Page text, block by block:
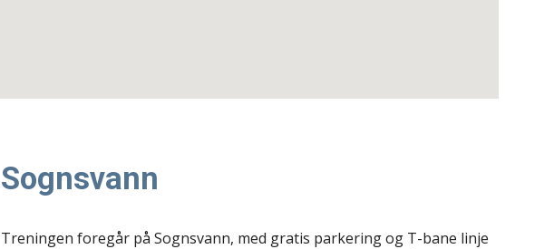
Sognsvann
Treningen foregår på Sognsvann, med gratis parkering og T-bane linje